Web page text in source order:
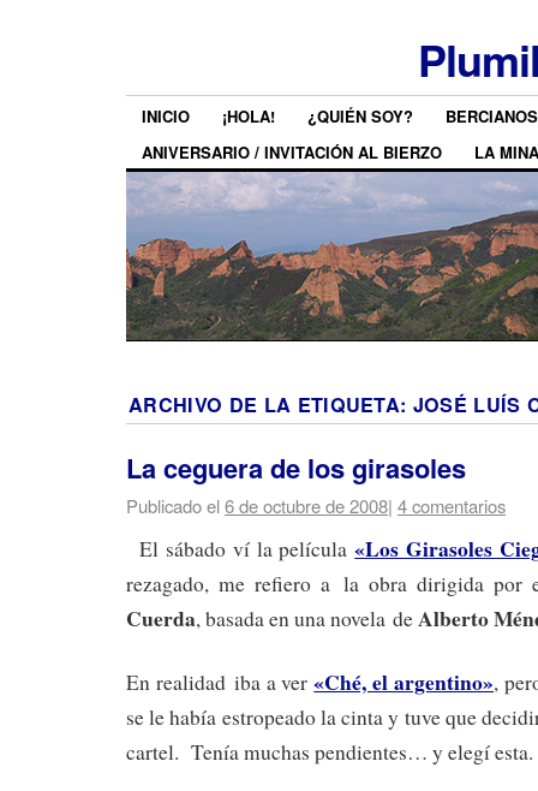
INICIO ¡HOLA! ¿QUIÉN SOY?
ANIVERSARIO / INVITACIÓN AL BIERZO
LA MINA
ARCHIVO DE LA ETIQUETA: JOSÉ LUÍS
La ceguera de los girasoles
Publicado el6 de octubre de 2008| 4 comentarios
El sábado ví la película«Los Girasoles
rezagado, me refiero a la obra dirigida por
Cuerda, basada en una novela deAlberto
En realidad iba a ver«Ché, el argentino»,
se le había estropeado la cinta y tuve que
cartel. Tenía muchas pendientes… y elegí esta.